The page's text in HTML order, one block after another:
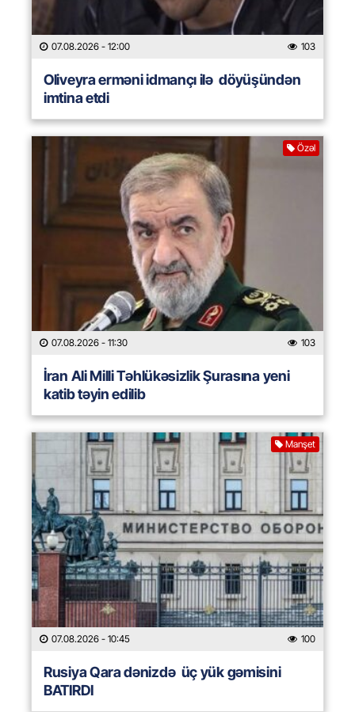
07.08.2026 - 12:00 103
Oliveyra erməni idmançı ilə döyüşündən
imtina etdi
Özəl
07.08.2026 - 11:30 103
İran Ali Milli Təhlükəsizlik Şurasına yeni
katib təyin edilib
Manşet
07.08.2026 - 10:45 100
Rusiya Qara dənizdə üç yük gəmisini
BATIRDI